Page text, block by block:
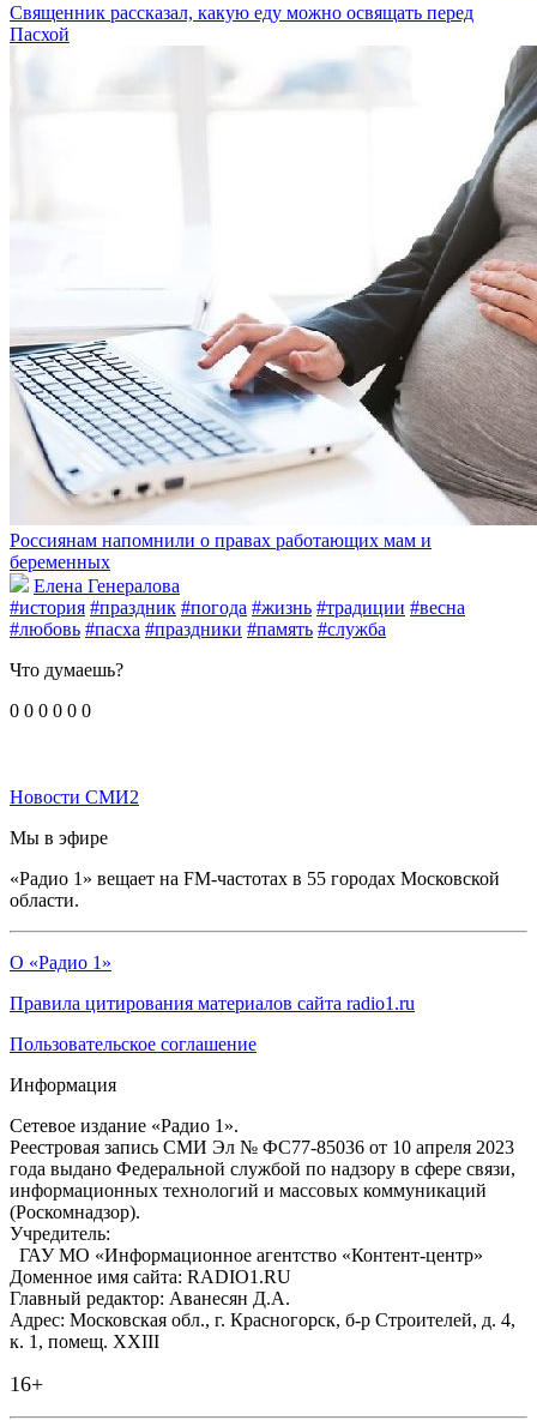
Священник рассказал, какую еду можно освящать перед
Пасхой
Россиянам напомнили о правах работающих мам и
беременных
Елена Генералова
#история #праздник #погода #жизнь #традиции #весна
#любовь #пасха #праздники #память #служба
Что думаешь?
0 0 0 0 0 0
Новости СМИ2
Мы в эфире
«Радио 1» вещает на FM-частотах в 55 городах Московской
области.
О «Радио 1»
Правила цитирования материалов сайта radio1.ru
Пользовательское соглашение
Информация
Сетевое издание «Радио 1».
Реестровая запись СМИ Эл № ФС77-85036 от 10 апреля 2023
года выдано Федеральной службой по надзору в сфере связи,
информационных технологий и массовых коммуникаций
(Роскомнадзор).
Учредитель:
ГАУ МО «Информационное агентство «Контент-центр»
Доменное имя сайта: RADIO1.RU
Главный редактор: Аванесян Д.А.
Адрес: Московская обл., г. Красногорск, б-р Строителей, д. 4,
к. 1, помещ. XXIII
16+